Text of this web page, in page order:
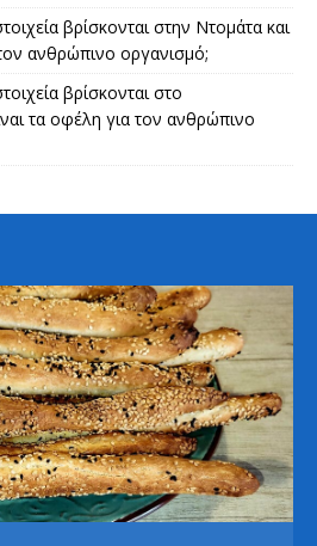
βρίσκονται στην Ντομάτα και
ανθρώπινο οργανισμό;
βρίσκονται στο
τα οφέλη για τον ανθρώπινο